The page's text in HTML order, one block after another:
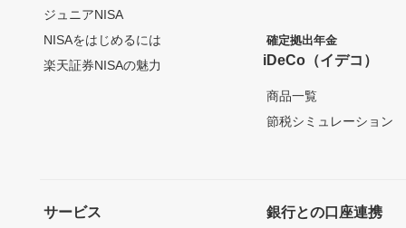
ジュニアNISA
NISAをはじめるには
楽天証券NISAの魅力
確定拠出年金
iDeCo（イデコ）
商品一覧
節税シミュレーション
サービス 銀行との口座連携